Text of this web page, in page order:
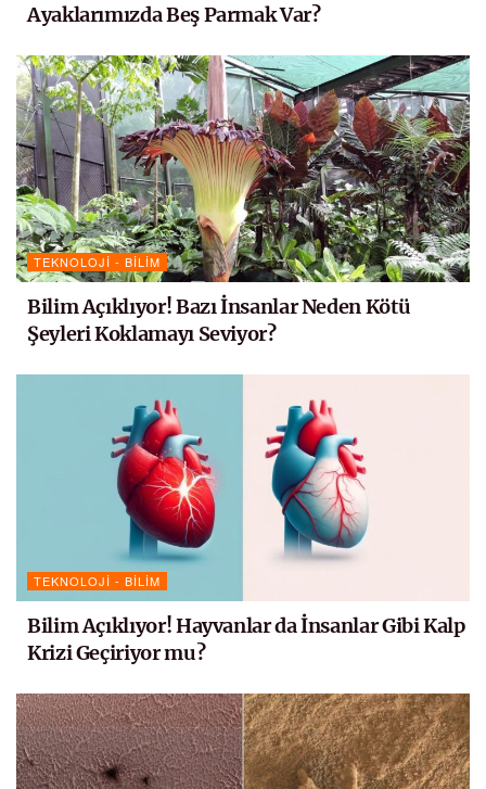
Ayaklarımızda Beş Parmak Var?
TEKNOLOJI - BILIM
Bilim Açıklıyor! Bazı İnsanlar Neden Kötü
Şeyleri Koklamayı Seviyor?
TEKNOLOJI - BILIM
Bilim Açıklıyor! Hayvanlar da İnsanlar Gibi Kalp
Krizi Geçiriyor mu?